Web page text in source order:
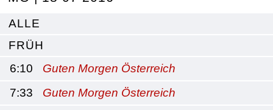
ALLE
FRÜH
6:10
Guten Morgen Österreich
7:33
Guten Morgen Österreich